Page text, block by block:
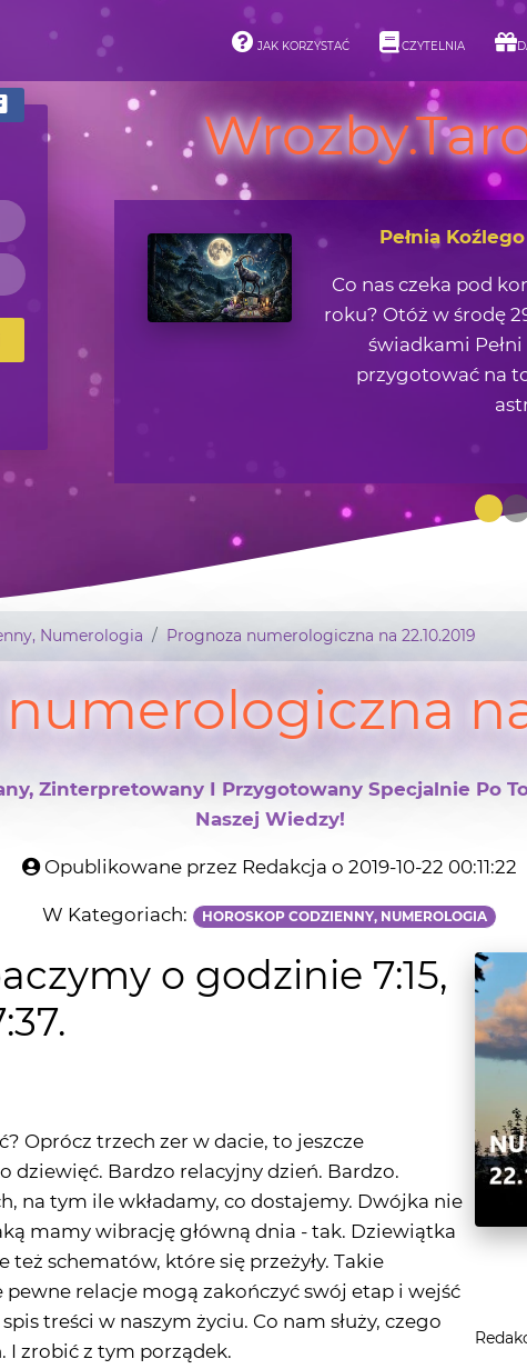
JAK KORZYSTAĆ CZYTELNIA
Asteroidy i ich
Jaką lekcję życiową
zjawisk
Prognoza numerologiczna na 22.10.2019
na
Zinterpretowany I Przygotowany Specjalnie Po
Naszej Wiedzy!
Opublikowane przez Redakcja o 2019-10-22 00:11:22
o godzinie 7:15,
Bardzo relacyjny dzień. Bardzo.
mamy wibrację główną dnia - tak. Dziewiątka
schematów, które się przeżyły. Takie
relacje mogą zakończyć swój etap i wejść
treści w naszym życiu. Co nam służy, czego
I zrobić z tym porządek.